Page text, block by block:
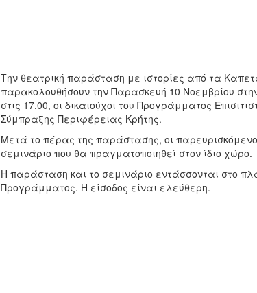
Την θεατρική παράσταση με ιστορίες από τα
παρακολουθήσουν την Παρασκευή 10 Νοεμβρίου
στις 17.00, οι δικαιούχοι του Προγράμματος
Σύμπραξης Περιφέρειας Κρήτης.
Μετά το πέρας της παράστασης, οι
σεμινάριο που θα πραγματοποιηθεί στον ίδιο χώρο.
Η παράσταση και το σεμινάριο εντάσσονται στο
Προγράμματος. Η είσοδος είναι ελεύθερη.